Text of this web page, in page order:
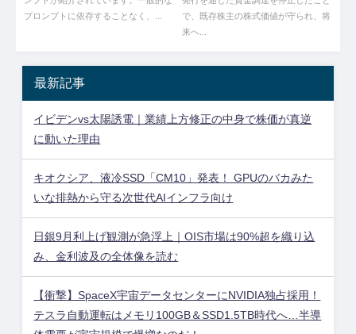
プロンプトに依存することなく、...
で、既存株主の株式価値が守られ、将
来へ...
最新記事
イビデンvs太陽誘電｜業績上方修正の中身で株価が真逆
に動いた理由
キオクシア、液冷SSD「CM10」発表！ GPUのバカみた
いな排熱から守る次世代AIインフラ向け
日銀9月利上げ観測が急浮上｜OIS市場は90%超を織り込
み、金利波及の全体像を読む
【衝撃】SpaceX宇宙データセンターにNVIDIA独占採用！
テスラ自動運転はメモリ100GB＆SSD1.5TB時代へ…半導